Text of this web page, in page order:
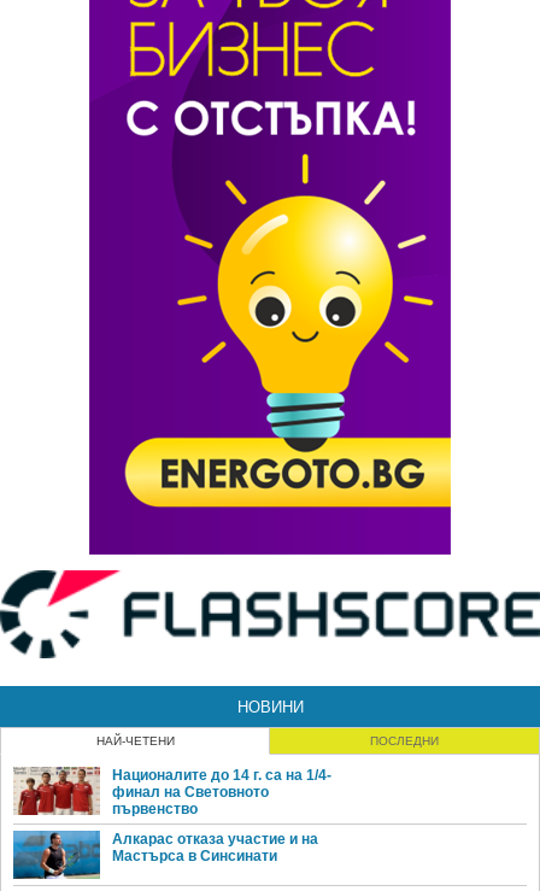
НОВИНИ
НАЙ-ЧЕТЕНИ ПОСЛЕДНИ
Националите до 14 г. са на 1/4-
финал на Световното
първенство
Алкарас отказа участие и на
Мастърса в Синсинати